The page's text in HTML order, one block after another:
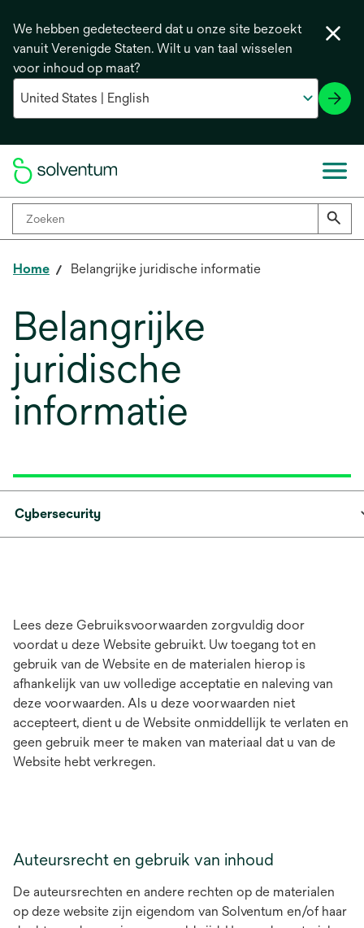
We hebben gedetecteerd dat u onze site bezoekt
vanuit Verenigde Staten. Wilt u van taal wisselen
voor inhoud op maat?
Home Belangrijke juridische informatie
Belangrijke
juridische
informatie
Cybersecurity
Lees deze Gebruiksvoorwaarden zorgvuldig door
voordat u deze Website gebruikt. Uw toegang tot en
gebruik van de Website en de materialen hierop is
afhankelijk van uw volledige acceptatie en naleving van
deze voorwaarden. Als u deze voorwaarden niet
accepteert, dient u de Website onmiddellijk te verlaten en
geen gebruik meer te maken van materiaal dat u van de
Website hebt verkregen.
Auteursrecht en gebruik van inhoud
De auteursrechten en andere rechten op de materialen
op deze website zijn eigendom van Solventum en/of haar